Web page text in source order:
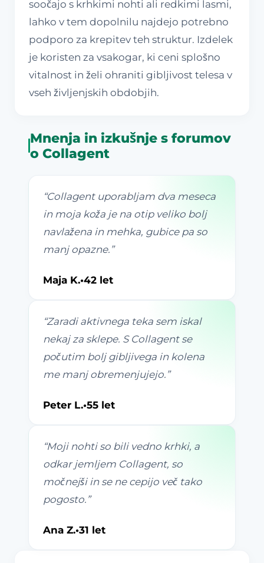
soočajo s krhkimi nohti ali redkimi lasmi,
lahko v tem dopolnilu najdejo potrebno
podporo za krepitev teh struktur. Izdelek
je koristen za vsakogar, ki ceni splošno
vitalnost in želi ohraniti gibljivost telesa v
vseh življenjskih obdobjih.
Mnenja in izkušnje s forumov
o Collagent
“Collagent uporabljam dva meseca
in moja koža je na otip veliko bolj
navlažena in mehka, gubice pa so
manj opazne. ”
Maja K.•42 let
“Zaradi aktivnega teka sem iskal
nekaj za sklepe. S Collagent se
počutim bolj gibljivega in kolena
me manj obremenjujejo. ”
Peter L.•55 let
“Moji nohti so bili vedno krhki, a
odkar jemljem Collagent, so
močnejši in se ne cepijo več tako
pogosto. ”
Ana Z.•31 let